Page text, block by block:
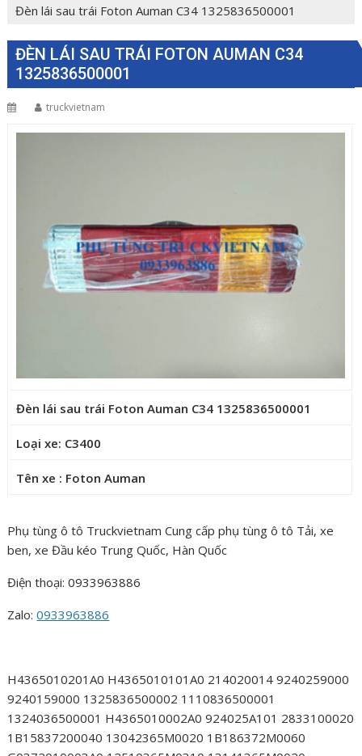
Đèn lái sau trái Foton Auman C34 1325836500001
ĐÈN LÁI SAU TRÁI FOTON AUMAN C34
1325836500001
truckvietnam
Đèn lái sau trái Foton Auman C34 1325836500001
Loại xe: C3400
Tên xe : Foton Auman
Phụ tùng ô tô Truckvietnam Cung cấp phụ tùng ô tô Tải, xe
ben, xe Đầu kéo Trung Quốc, Hàn Quốc
Điện thoại: 0933963886
Zalo:0933963886
H4365010201A0 H4365010101A0 214020014 9240259000
9240159000 1325836500002 1110836500001
1324036500001 H4365010002A0 924025A101 2833100020
1B15837200040 13042365M0020 1B186372M0060